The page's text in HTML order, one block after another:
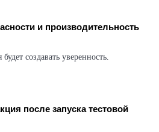
и производительность
создавать уверенность.
после запуска тестовой